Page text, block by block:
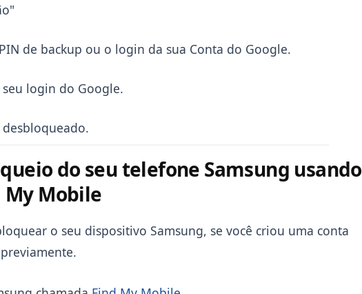
de backup ou o login da sua Conta do Google.
login do Google.
do seu telefone Samsung usando
Mobile
o seu dispositivo Samsung, se você criou uma conta